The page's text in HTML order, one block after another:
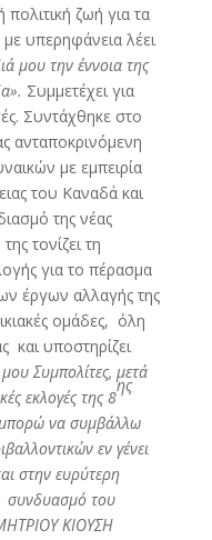
ζωή για τα
υπερηφάνεια λέει
μου την έννοια της
Συμμετέχει για
Συντάχθηκε στο
ανταποκρινόμενη
με εμπειρία
του Καναδά και
της νέας
τονίζει τη
για το πέρασμα
έργων αλλαγής της
ομάδες, όλη
και υποστηρίζει
Συμπολίτες, μετά
εκλογές της 8
ης
μπορώ να συμβάλλω
εν γένει
στην ευρύτερη
συνδυασμό του
ΚΙΟΥΣΗ